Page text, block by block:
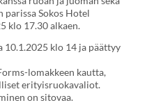
Sokos Hotel
klo 17.30 alkaen.
klo 14 ja päättyy
lomakkeen kautta,
erityisruokavaliot.
on sitovaa.